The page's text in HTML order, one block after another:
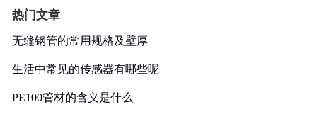
热门文章
无缝钢管的常用规格及壁厚
生活中常见的传感器有哪些呢
PE100管材的含义是什么